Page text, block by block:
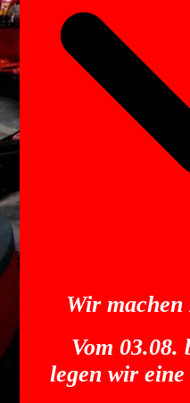
Wir
Vom 03.08.
legen wir eine